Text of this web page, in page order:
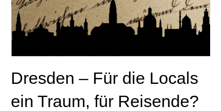
Dresden – Für die Locals
ein Traum, für Reisende?